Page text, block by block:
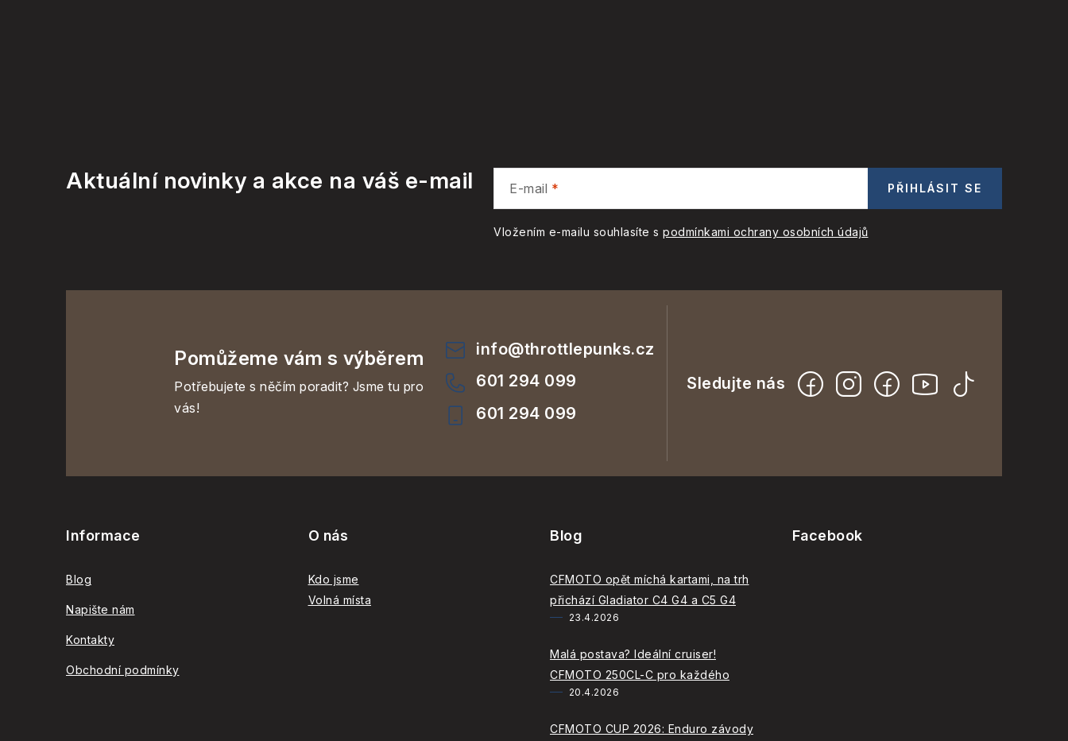
Aktuální novinky a akce na váš e-mail E-mail
Vložením e-mailu souhlasíte s podmínkami ochrany osobních údajů
PŘIHLÁSIT SE
Pomůžeme vám s výběrem
Potřebujete s něčím poradit? Jsme tu pro
vás!
info@throttlepunks.cz
601 294 099
601 294 099
Informace
Blog
Napište nám
Kontakty
Obchodní podmínky
O nás
Kdo jsme
Volná místa
Blog
CFMOTO opět míchá kartami, na trh
přichází Gladiator C4 G4 a C5 G4
23.4.2026
Malá postava? Ideální cruiser!
CFMOTO 250CL-C pro každého
20.4.2026
CFMOTO CUP 2026: Enduro závody
Facebook